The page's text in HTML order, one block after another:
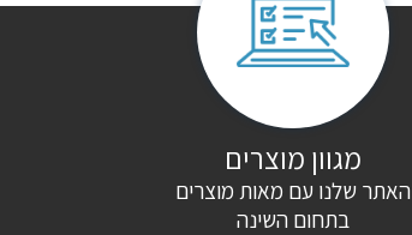
מגוון מוצרים
האתר שלנו עם מאות מוצרים
בתחום השינה